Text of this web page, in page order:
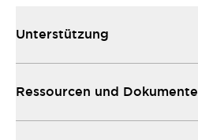
Unterstützung
Ressourcen und Dokumente